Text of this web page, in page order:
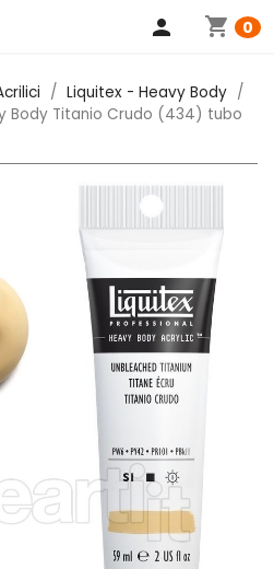
shopping_cart 0
person
Liquitex - Heavy Body
Body Titanio Crudo (434) tubo